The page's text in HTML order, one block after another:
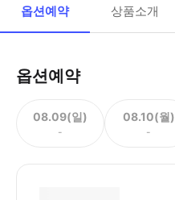
옵션예약 상품소개
옵션예약
08.09(일)
-
08.10(월)
-